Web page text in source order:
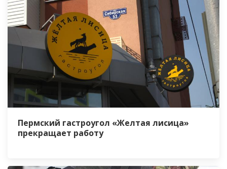
Пермский гастроугол «Желтая лисица»
прекращает работу